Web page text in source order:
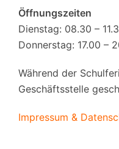
Öffnungszeiten
Dienstag: 08.30 –
Donnerstag: 17.00 –
Während der
Geschäftsstelle
Impressum &